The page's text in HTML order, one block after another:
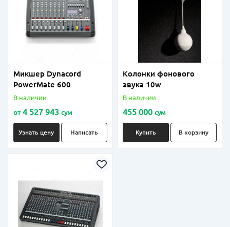
Микшер Dynacord
PowerMate 600
В наличии
от4 527 943 сум
Узнать цену Написать
Колонки фонового
звука 10w
В наличии
455 000 сум
Купить В корзину